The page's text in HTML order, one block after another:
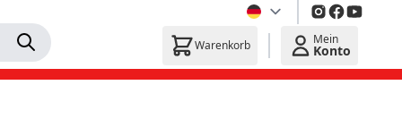
Mein
Konto
Warenkorb